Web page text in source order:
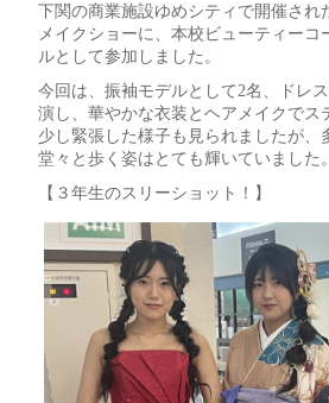
下関の商業施設ゆめシティで開催され
メイクショーに、本校ビューティーコ
ルとして参加しました。
今回は、振袖モデルとして2名、ドレ
演し、華やかな衣装とヘアメイクでス
少し緊張した様子も見られましたが、
堂々と歩く姿はとても輝いていました。
【３年生のスリーショット！】